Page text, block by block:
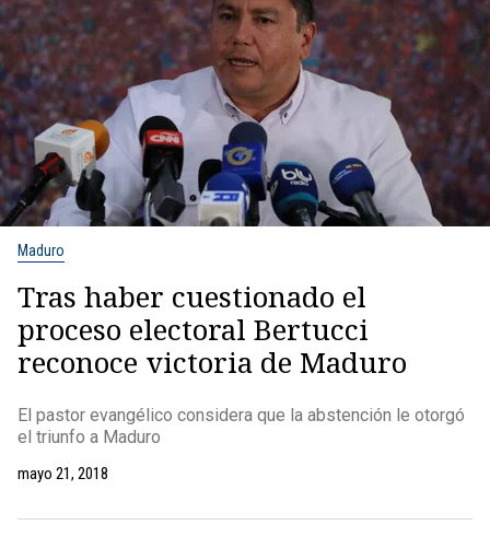
Maduro
Tras haber cuestionado el
proceso electoral Bertucci
reconoce victoria de Maduro
El pastor evangélico considera que la abstención le otorgó
el triunfo a Maduro
mayo 21, 2018